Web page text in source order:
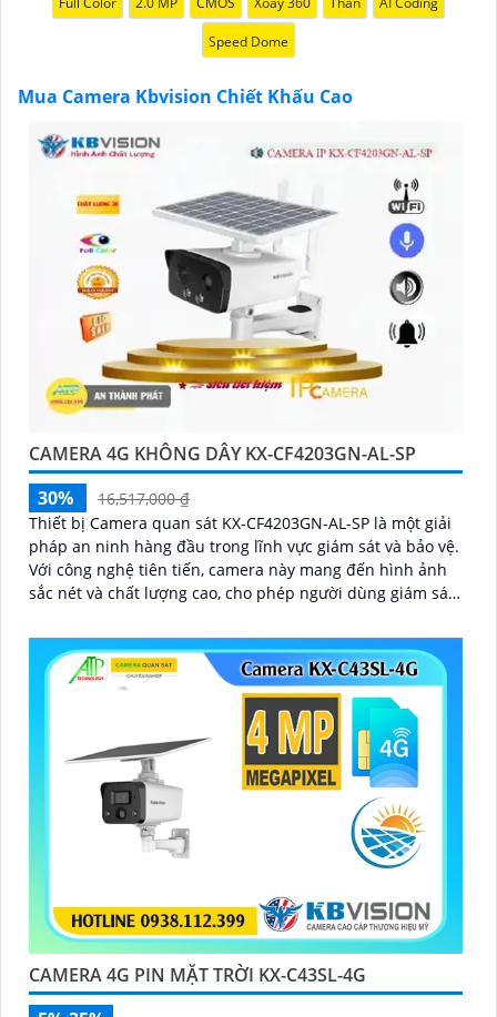
chính hãng với chiết khấu cao nhất trên thị trường.
Hãy đến với chúng tôi để trải nghiệm dịch vụ tốt nhất
ninh cần thiết!"
Hy vọng những câu giới thiệu trên sẽ giúp bạn thành
công trong việc tiếp cận khách hàng và tăng cơ hội
bán hàng của bạn. Nếu có bất kỳ yêu cầu hay câu hỏi
nào khác, bạn có thể chia sẻ để tôi hỗ trợ bạn tốt hơn!
Speed Dome
Mua Camera Kbvision Chiết Khấu Cao
CAMERA 4G KHÔNG DÂY KX-CF4203GN-AL-SP
30%
16,517,000 ₫
Thiết bị Camera quan sát KX-CF4203GN-AL-SP là một giải
pháp an ninh hàng đầu trong lĩnh vực giám sát và bảo vệ.
Với công nghệ tiên tiến, camera này mang đến hình ảnh
sắc nét và chất lượng cao, cho phép người dùng giám sát
CAMERA 4G PIN MẶT TRỜI KX-C43SL-4G